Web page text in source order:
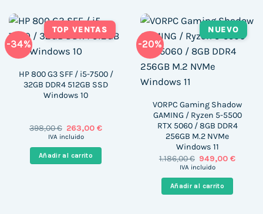
-34%
TOP VENTAS
HP 800 G3 SFF / i5-7500 /
32GB DDR4 512GB SSD
Windows 10
398,00€ El
precio
era:
398,00 €.
263,00€El
IVA incluido
Añadir al carrito
-20%
NUEVO
VORPC Gaming Shadow
GAMING / Ryzen 5-5500
RTX 5060 / 8GB DDR4
256GB M.2 NVMe
Windows 11
1.186,00€ El
precio
era:
1.186,00 €.
949,00€El
IVA incluido
Añadir al carrito